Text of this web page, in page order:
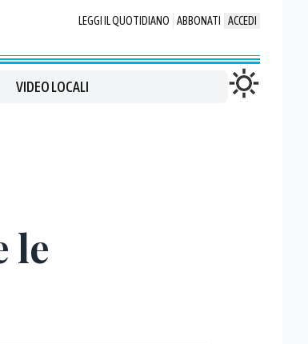
LEGGI IL QUOTIDIANO ABBONATI ACCEDI
VIDEO LOCALI
le